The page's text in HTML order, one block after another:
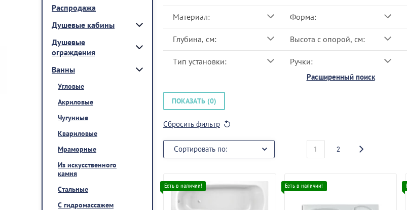
Распродажа
Душевые кабины
Душевые
ограждения
Ванны
Угловые
Акриловые
Чугунные
Квариловые
Мраморные
Из искусственного
камня
Стальные
С гидромассажем
Материал: Форма:
Глубина, см: Высота с опорой, см:
Тип установки: Ручки:
Расширенный поиск
ПОКАЗАТЬ (0)
Сбросить фильтр
Сортировать по: 1 2